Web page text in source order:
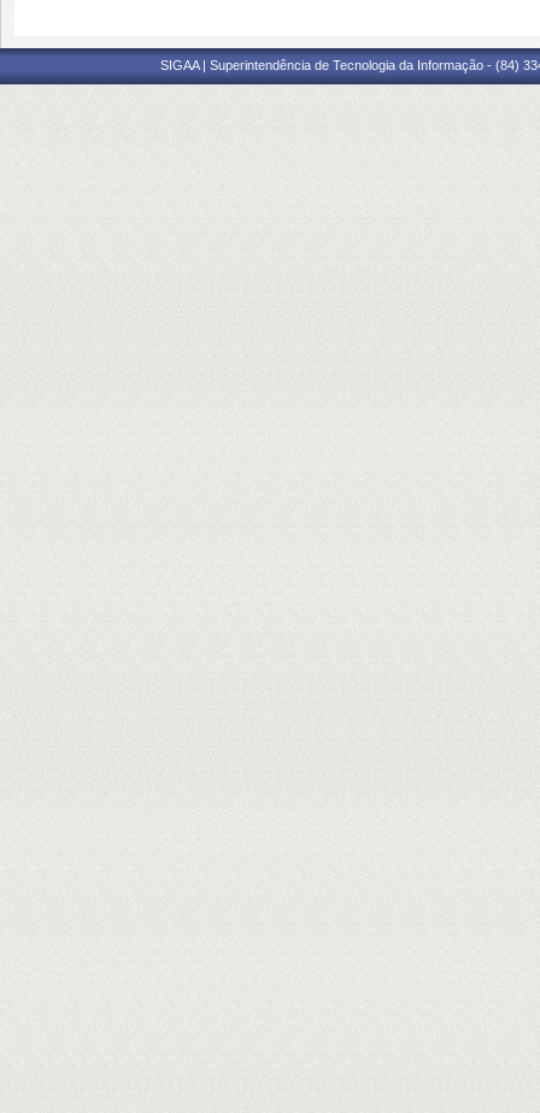
SIGAA | Superintendência de Tecnologia da Informação - (84)